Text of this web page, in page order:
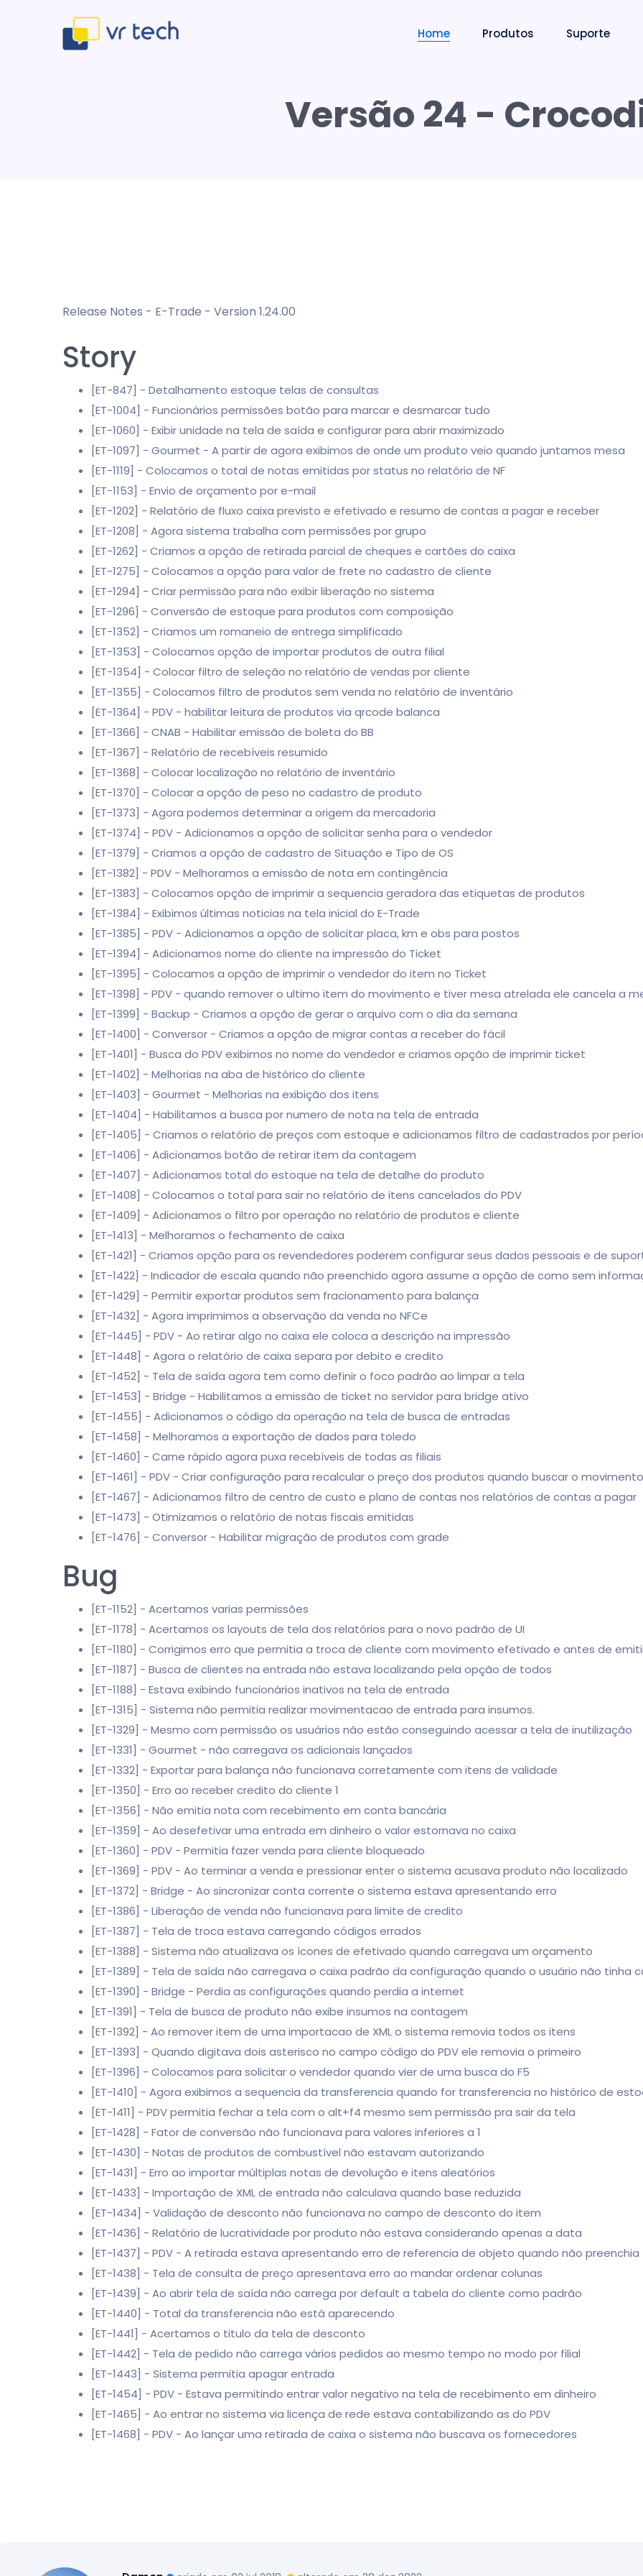
Home Produtos Suporte
Versão 24 -
Release Notes - E-Trade - Version 1.24.00
Story
[ET-847] - Detalhamento estoque telas de consultas
[ET-1004] - Funcionários permissões botão para marcar e desmarcar tudo
[ET-1060] - Exibir unidade na tela de saída e configurar para abrir maximizado
[ET-1097] - Gourmet - A partir de agora exibimos de onde um produto veio quando juntamos mesa
[ET-1119] - Colocamos o total de notas emitidas por status no relatório de NF
[ET-1153] - Envio de orçamento por e-mail
[ET-1202] - Relatório de fluxo caixa previsto e efetivado e resumo de contas a pagar e receber
[ET-1208] - Agora sistema trabalha com permissões por grupo
[ET-1262] - Criamos a opção de retirada parcial de cheques e cartões do caixa
[ET-1275] - Colocamos a opção para valor de frete no cadastro de cliente
[ET-1294] - Criar permissão para não exibir liberação no sistema
[ET-1296] - Conversão de estoque para produtos com composição
[ET-1352] - Criamos um romaneio de entrega simplificado
[ET-1353] - Colocamos opção de importar produtos de outra filial
[ET-1354] - Colocar filtro de seleção no relatório de vendas por cliente
[ET-1355] - Colocamos filtro de produtos sem venda no relatório de inventário
[ET-1364] - PDV - habilitar leitura de produtos via qrcode balanca
[ET-1366] - CNAB - Habilitar emissão de boleta do BB
[ET-1367] - Relatório de recebíveis resumido
[ET-1368] - Colocar localização no relatório de inventário
[ET-1370] - Colocar a opção de peso no cadastro de produto
[ET-1373] - Agora podemos determinar a origem da mercadoria
[ET-1374] - PDV - Adicionamos a opção de solicitar senha para o vendedor
[ET-1379] - Criamos a opção de cadastro de Situação e Tipo de OS
[ET-1382] - PDV - Melhoramos a emissão de nota em contingência
[ET-1383] - Colocamos opção de imprimir a sequencia geradora das etiquetas de produtos
[ET-1384] - Exibimos últimas noticias na tela inicial do E-Trade
[ET-1385] - PDV - Adicionamos a opção de solicitar placa, km e obs para postos
[ET-1394] - Adicionamos nome do cliente na impressão do Ticket
[ET-1395] - Colocamos a opção de imprimir o vendedor do item no Ticket
[ET-1398] - PDV - quando remover o ultimo item do movimento e tiver mesa atrelada ele cancela a
[ET-1399] - Backup - Criamos a opção de gerar o arquivo com o dia da semana
[ET-1400] - Conversor - Criamos a opção de migrar contas a receber do fácil
[ET-1401] - Busca do PDV exibimos no nome do vendedor e criamos opção de imprimir ticket
[ET-1402] - Melhorias na aba de histórico do cliente
[ET-1403] - Gourmet - Melhorias na exibição dos itens
[ET-1404] - Habilitamos a busca por numero de nota na tela de entrada
[ET-1405] - Criamos o relatório de preços com estoque e adicionamos filtro de cadastrados por
[ET-1406] - Adicionamos botão de retirar item da contagem
[ET-1407] - Adicionamos total do estoque na tela de detalhe do produto
[ET-1408] - Colocamos o total para sair no relatório de itens cancelados do PDV
[ET-1409] - Adicionamos o filtro por operação no relatório de produtos e cliente
[ET-1413] - Melhoramos o fechamento de caixa
[ET-1421] - Criamos opção para os revendedores poderem configurar seus dados pessoais e de
[ET-1422] - Indicador de escala quando não preenchido agora assume a opção de como sem
[ET-1429] - Permitir exportar produtos sem fracionamento para balança
[ET-1432] - Agora imprimimos a observação da venda no NFCe
[ET-1445] - PDV - Ao retirar algo no caixa ele coloca a descrição na impressão
[ET-1448] - Agora o relatório de caixa separa por debito e credito
[ET-1452] - Tela de saída agora tem como definir o foco padrão ao limpar a tela
[ET-1453] - Bridge - Habilitamos a emissão de ticket no servidor para bridge ativo
[ET-1455] - Adicionamos o código da operação na tela de busca de entradas
[ET-1458] - Melhoramos a exportação de dados para toledo
[ET-1460] - Carne rápido agora puxa recebíveis de todas as filiais
[ET-1461] - PDV - Criar configuração para recalcular o preço dos produtos quando buscar o movimento
[ET-1467] - Adicionamos filtro de centro de custo e plano de contas nos relatórios de contas a pagar
[ET-1473] - Otimizamos o relatório de notas fiscais emitidas
[ET-1476] - Conversor - Habilitar migração de produtos com grade
Bug
[ET-1152] - Acertamos varias permissões
[ET-1178] - Acertamos os layouts de tela dos relatórios para o novo padrão de UI
[ET-1180] - Corrigimos erro que permitia a troca de cliente com movimento efetivado e antes de
[ET-1187] - Busca de clientes na entrada não estava localizando pela opção de todos
[ET-1188] - Estava exibindo funcionários inativos na tela de entrada
[ET-1315] - Sistema não permitia realizar movimentacao de entrada para insumos.
[ET-1329] - Mesmo com permissão os usuários não estão conseguindo acessar a tela de inutilização
[ET-1331] - Gourmet - não carregava os adicionais lançados
[ET-1332] - Exportar para balança não funcionava corretamente com itens de validade
[ET-1350] - Erro ao receber credito do cliente 1
[ET-1356] - Não emitia nota com recebimento em conta bancária
[ET-1359] - Ao desefetivar uma entrada em dinheiro o valor estornava no caixa
[ET-1360] - PDV - Permitia fazer venda para cliente bloqueado
[ET-1369] - PDV - Ao terminar a venda e pressionar enter o sistema acusava produto não localizado
[ET-1372] - Bridge - Ao sincronizar conta corrente o sistema estava apresentando erro
[ET-1386] - Liberação de venda não funcionava para limite de credito
[ET-1387] - Tela de troca estava carregando códigos errados
[ET-1388] - Sistema não atualizava os ícones de efetivado quando carregava um orçamento
[ET-1389] - Tela de saída não carregava o caixa padrão da configuração quando o usuário não tinha
[ET-1390] - Bridge - Perdia as configurações quando perdia a internet
[ET-1391] - Tela de busca de produto não exibe insumos na contagem
[ET-1392] - Ao remover item de uma importacao de XML o sistema removia todos os itens
[ET-1393] - Quando digitava dois asterisco no campo código do PDV ele removia o primeiro
[ET-1396] - Colocamos para solicitar o vendedor quando vier de uma busca do F5
[ET-1410] - Agora exibimos a sequencia da transferencia quando for transferencia no histórico de
[ET-1411] - PDV permitia fechar a tela com o alt+f4 mesmo sem permissão pra sair da tela
[ET-1428] - Fator de conversão não funcionava para valores inferiores a 1
[ET-1430] - Notas de produtos de combustível não estavam autorizando
[ET-1431] - Erro ao importar múltiplas notas de devolução e itens aleatórios
[ET-1433] - Importação de XML de entrada não calculava quando base reduzida
[ET-1434] - Validação de desconto não funcionava no campo de desconto do item
[ET-1436] - Relatório de lucratividade por produto não estava considerando apenas a data
[ET-1437] - PDV - A retirada estava apresentando erro de referencia de objeto quando não
[ET-1438] - Tela de consulta de preço apresentava erro ao mandar ordenar colunas
[ET-1439] - Ao abrir tela de saída não carrega por default a tabela do cliente como padrão
[ET-1440] - Total da transferencia não está aparecendo
[ET-1441] - Acertamos o titulo da tela de desconto
[ET-1442] - Tela de pedido não carrega vários pedidos ao mesmo tempo no modo por filial
[ET-1443] - Sistema permitia apagar entrada
[ET-1454] - PDV - Estava permitindo entrar valor negativo na tela de recebimento em dinheiro
[ET-1465] - Ao entrar no sistema via licença de rede estava contabilizando as do PDV
[ET-1468] - PDV - Ao lançar uma retirada de caixa o sistema não buscava os fornecedores